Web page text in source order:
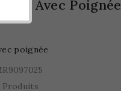
Avec Poignée
poignée
Produits